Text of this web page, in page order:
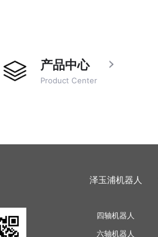
产品中心
Product Center
泽玉浦机器人
四轴机器人
六轴机器人